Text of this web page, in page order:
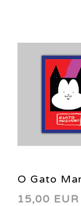
O Gato
15,00 EUR